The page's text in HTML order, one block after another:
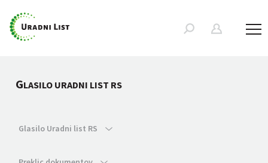
GLASILO URADNI LIST RS
Glasilo Uradni list RS